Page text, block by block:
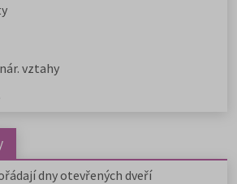
vztahy
dny otevřených dveří